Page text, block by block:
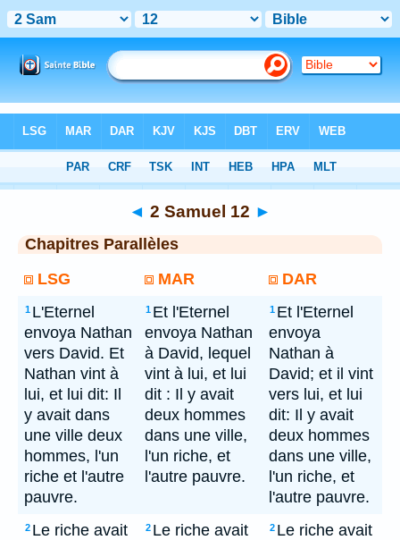
◄ 2 Samuel 12 ►
Chapitres Parallèles
LSG
MAR DAR
1 L'Eternel
envoya Nathan
vers David. Et
Nathan vint à
lui, et lui dit: Il
y avait dans
une ville deux
hommes, l'un
riche et l'autre
pauvre.
1 Et l'Eternel
envoya Nathan
à David, lequel
vint à lui, et lui
dit : Il y avait
deux hommes
dans une ville,
l'un riche, et
l'autre pauvre.
1 Et l'Eternel
envoya
Nathan à
David; et il vint
vers lui, et lui
dit: Il y avait
deux hommes
dans une ville,
l'un riche, et
l'autre pauvre.
2 Le riche avait
2 Le riche avait
2 Le riche avait